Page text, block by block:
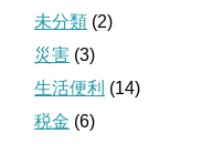
未分類 (2)
災害 (3)
生活便利 (14)
税金 (6)